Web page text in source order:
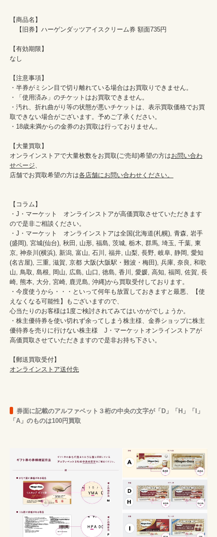
【商品名】
【旧券】ハーゲンダッツアイスクリーム券 額面735円
【有効期限】
なし
【注意事項】
・半券がミシン目で切り離れている場合はお買取りできません。
・「使用済み」のチケットはお買取できません。
・汚れ、折れ曲がり等の状態が悪いチケットは、表示買取価格でお買
取できない場合がございます。予めご了承ください。
・18歳未満からの金券のお買取は行っておりません。
【大量買取】
オンラインストアで大量枚数をお買取(ご売却)希望の方はお問い合わ
せページ
店舗でお買取希望の方は各店舗にお問い合わせください。
【コラム】
・J・マーケット　オンラインストアが高価買取させていただきます
ので是非ご相談ください。
・J・マーケット　オンラインストアは全国(北海道(札幌), 青森, 岩手
(盛岡), 宮城(仙台), 秋田, 山形, 福島, 茨城, 栃木, 群馬, 埼玉, 千葉, 東
京, 神奈川(横浜), 新潟, 富山, 石川, 福井, 山梨, 長野, 岐阜, 静岡, 愛知
(名古屋), 三重, 滋賀, 京都 大阪(大阪駅・難波・梅田), 兵庫, 奈良, 和歌
山, 鳥取, 島根, 岡山, 広島, 山口, 徳島, 香川, 愛媛, 高知, 福岡, 佐賀, 長
崎, 熊本, 大分, 宮崎, 鹿児島, 沖縄)から買取受付しております。
・今度使うから・・・といって何年も放置しておきますと最悪、【使
えなくなる可能性】もございますので、
心当たりのお客様は1度ご検討されてみてはいかがでしょうか。
・株主優待券を使い切れず余ってしまう株主様、金券ショップに株主
優待券を売りに行けない株主様　J・マーケットオンラインストアが
高価買取させていただきますので是非お持ち下さい。
オンラインストア送付先
券面に記載のアルファベット３桁の中央の文字が「D」「H」「I」
「A」のものは100円買取